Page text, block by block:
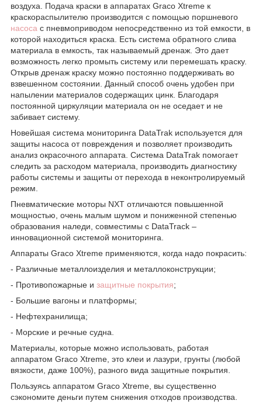
воздуха. Подача краски в аппаратах Graco Xtreme к
краскораспылителю производится с помощью поршневого
насоса с пневмоприводом непосредственно из той емкости, в
которой находиться краска. Есть система обратного слива
материала в емкость, так называемый дренаж. Это дает
возможность легко промыть систему или перемешать краску.
Открыв дренаж краску можно постоянно поддерживать во
взвешенном состоянии. Данный способ очень удобен при
напылении материалов содержащих цинк. Благодаря
постоянной циркуляции материала он не оседает и не
забивает систему.
Новейшая система мониторинга DataTrak используется для
защиты насоса от повреждения и позволяет производить
анализ окрасочного аппарата. Система DataTrak помогает
следить за расходом материала, производить диагностику
работы системы и защиты от перехода в неконтролируемый
режим.
Пневматические моторы NXT отличаются повышенной
мощностью, очень малым шумом и пониженной степенью
образования наледи, совместимы с DataTrack –
инновационной системой мониторинга.
Аппараты Graco Xtreme применяются, когда надо покрасить:
- Различные металлоизделия и металлоконструкции;
- Противопожарные и защитные покрытия;
- Большие вагоны и платформы;
- Нефтехранилища;
- Морские и речные судна.
Материалы, которые можно использовать, работая
аппаратом Graco Xtreme, это клеи и лазури, грунты (любой
вязкости, даже 100%), разного вида защитные покрытия.
Пользуясь аппаратом Graco Xtreme, вы существенно
сэкономите деньги путем снижения отходов производства.